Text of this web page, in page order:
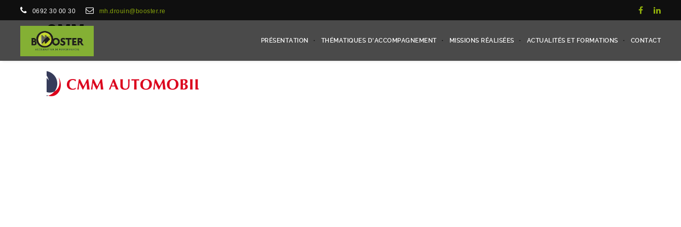
0692 30 00 30 mh.drouin@booster.re
PRÉSENTATION THÉMATIQUES D’ACCOMPAGNEMENT MISSIONS RÉALISÉES ACTUALITÉS ET FORMATIONS CONTACT
CMM